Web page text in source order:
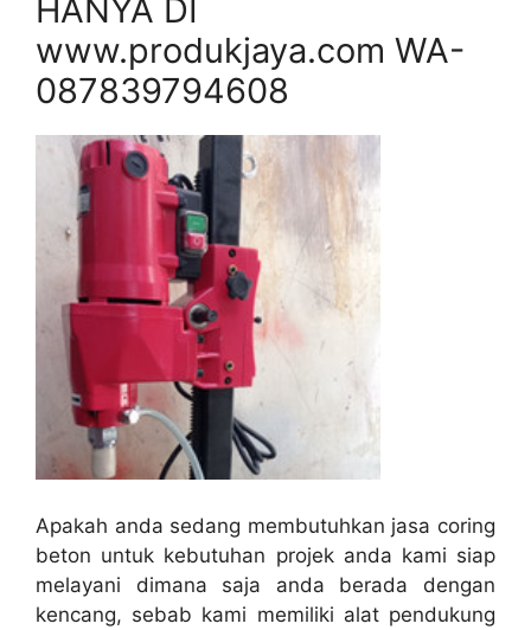
HANYA DI
www.produkjaya.com WA-
087839794608
Apakah anda sedang membutuhkan jasa coring
beton untuk kebutuhan projek anda kami siap
melayani dimana saja anda berada dengan
kencang, sebab kami memiliki alat pendukung